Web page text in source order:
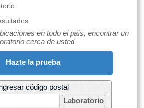
en todo el país, encontrar un
cerca de usted
Hazte la prueba
código postal
Laboratorio